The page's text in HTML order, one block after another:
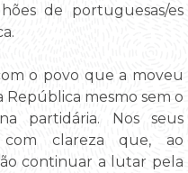
de portuguesas/es
o povo que a moveu
República mesmo sem o
partidária. Nos seus
clareza que, ao
continuar a lutar pela